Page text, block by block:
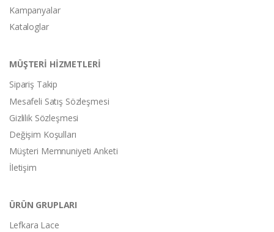
Kampanyalar
Kataloglar
MÜŞTERİ HİZMETLERİ
Sipariş Takip
Mesafeli Satış Sözleşmesi
Gizlilik Sözleşmesi
Değişim Koşulları
Müşteri Memnuniyeti Anketi
İletişim
ÜRÜN GRUPLARI
Lefkara Lace